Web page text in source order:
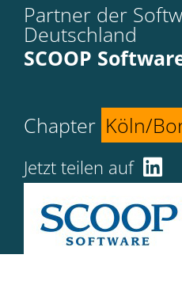
Partner der
Deutschland
SCOOP
Chapter Köln/
Jetzt teilen auf